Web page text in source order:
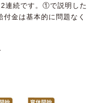
連続です。①で説明した
金は基本的に問題なく